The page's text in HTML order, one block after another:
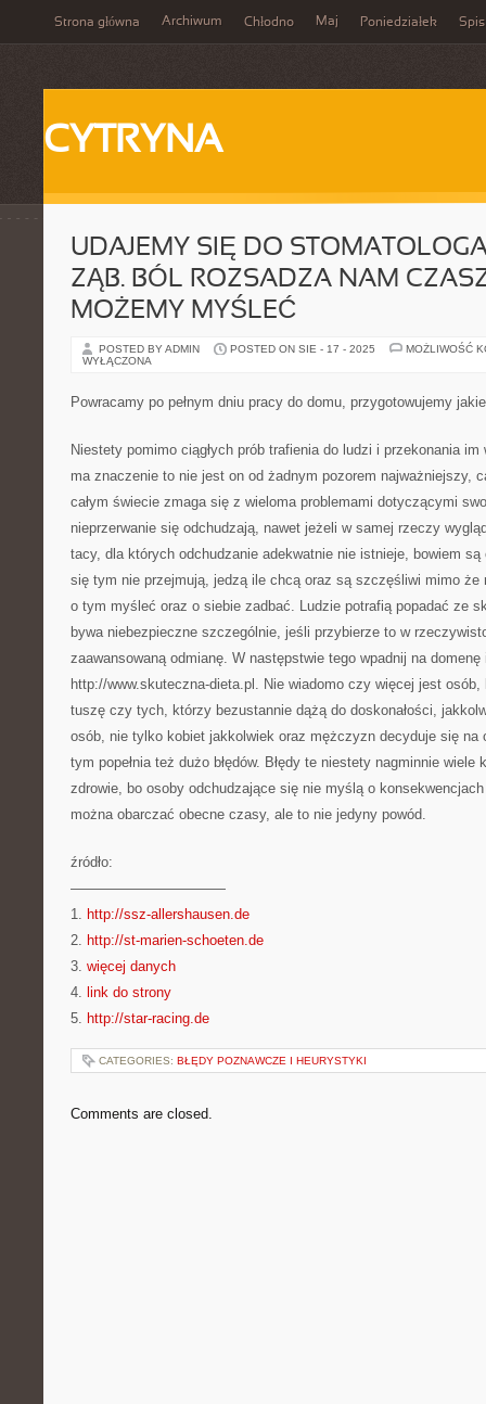
Strona główna Archiwum Chłodno Maj Poniedziałek Spis
CYTRYNA
UDAJEMY SIĘ DO
ZĄB. BÓL ROZSADZA NAM
MOŻEMY MYŚLEĆ
POSTED BY ADMIN POSTED ON SIE - 17 - 2025
MOŻLIWOŚĆ
WYŁĄCZONA
Powracamy po pełnym dniu pracy do domu, przygotowujemy
Niestety pomimo ciągłych prób trafienia do ludzi i przekonania
ma znaczenie to nie jest on od żadnym pozorem najważniejszy,
całym świecie zmaga się z wieloma problemami dotyczącymi
nieprzerwanie się odchudzają, nawet jeżeli w samej rzeczy
tacy, dla których odchudzanie adekwatnie nie istnieje, bowiem
się tym nie przejmują, jedzą ile chcą oraz są szczęśliwi mimo
o tym myśleć oraz o siebie zadbać. Ludzie potrafią popadać ze
bywa niebezpieczne szczególnie, jeśli przybierze to w
zaawansowaną odmianę. W następstwie tego wpadnij na domenę
http://www.skuteczna-dieta.pl. Nie wiadomo czy więcej jest
tuszę czy tych, którzy bezustannie dążą do doskonałości,
osób, nie tylko kobiet jakkolwiek oraz mężczyzn decyduje się na
tym popełnia też dużo błędów. Błędy te niestety nagminnie
zdrowie, bo osoby odchudzające się nie myślą o
można obarczać obecne czasy, ale to nie jedyny powód.
źródło:
———————————
1. http://ssz-allershausen.de
2. http://st-marien-schoeten.de
3. więcej danych
4. link do strony
5. http://star-racing.de
CATEGORIES: BŁĘDY POZNAWCZE I HEURYSTYKI
Comments are closed.